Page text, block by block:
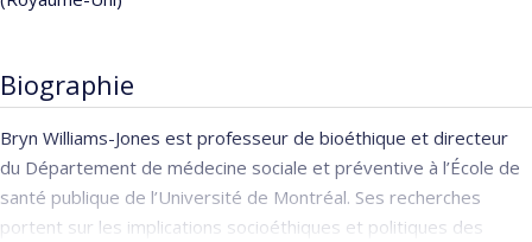
Biographie
Bryn Williams-Jones est professeur de bioéthique et directeur
du Département de médecine sociale et préventive à l’École de
santé publique de l’Université de Montréal. Ses recherches
portent sur les implications socioéthiques et politiques des